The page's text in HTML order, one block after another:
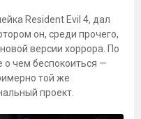
Resident Evil 4, дал
он, среди прочего,
версии хоррора. По
о чем беспокоиться —
той же
проект.